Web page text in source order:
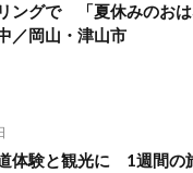
ングで 「夏休みのお
／岡山・津山市
体験と観光に 1週間